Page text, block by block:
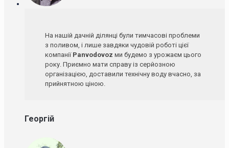
На нашій дачній ділянці були тимчасові проблеми
з поливом, і лише завдяки чудовій роботі цієї
компанії Panvodovoz ми будемо з урожаєм цього
року. Приємно мати справу із серйозною
організацією, доставили технічну воду вчасно, за
прийнятною ціною.
Георгій